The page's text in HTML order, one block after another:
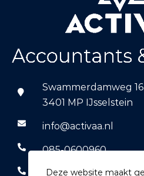
Swammerdamweg 16
3401 MP IJsselstein
info@activaa.nl
085-0600960
06-14769590
Deze website maakt